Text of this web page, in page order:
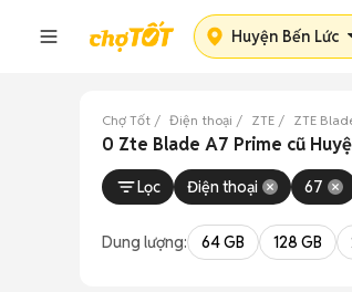
Huyện Bến Lức
Chợ Tốt Điện thoại ZTE ZTE
0 Zte Blade A7 Prime cũ
Lọc Điện thoại 67
Dung lượng: 64 GB 128 GB